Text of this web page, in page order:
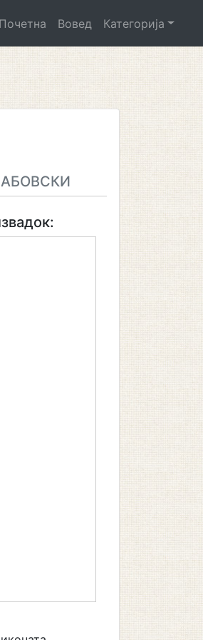
Почетна Вовед Категорија